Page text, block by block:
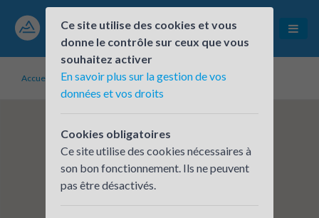
Accueil Établissements inscrits INSERM
Ce site utilise des cookies et vous
donne le contrôle sur ceux que vous
souhaitez activer
En savoir plus sur la gestion de vos
données et vos droits
Cookies obligatoires
Ce site utilise des cookies nécessaires à
son bon fonctionnement. Ils ne peuvent
pas être désactivés.